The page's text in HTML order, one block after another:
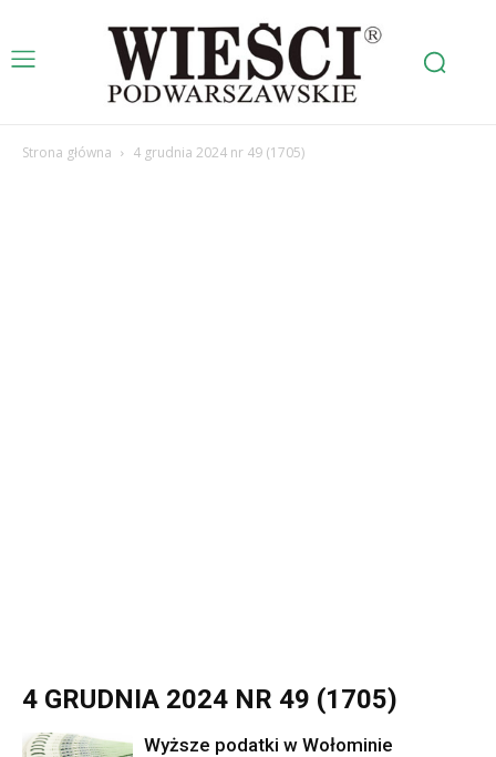
Strona główna 4 grudnia 2024 nr 49 (1705)
4 GRUDNIA 2024 NR 49 (1705)
Wyższe podatki w Wołominie